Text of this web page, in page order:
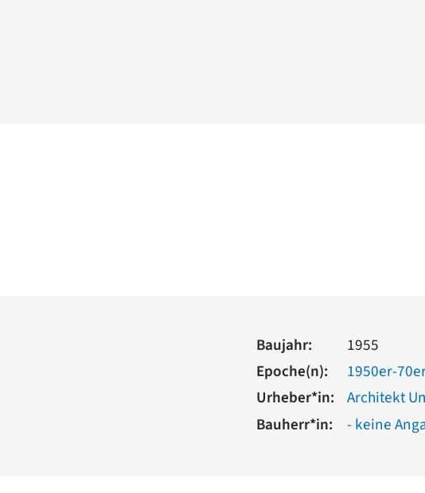
Baujahr:
1955
Epoche(n):
1950er-
Urheber*in:
Architekt
Bauherr*in:
- keine